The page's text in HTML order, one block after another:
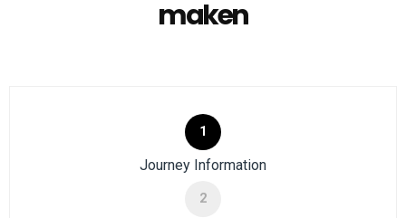
maken
1
Journey Information
2